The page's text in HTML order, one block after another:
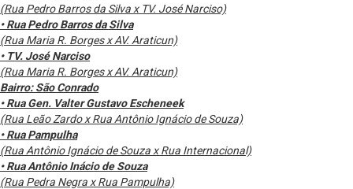
(Rua Pedro Barros da Silva x TV. José Narciso)
• Rua Pedro Barros da Silva
(Rua Maria R. Borges x AV. Araticun)
• TV. José Narciso
(Rua Maria R. Borges x AV. Araticun)
Bairro: São Conrado
• Rua Gen. Valter Gustavo Escheneek
(Rua Leão Zardo x Rua Antônio Ignácio de Souza)
• Rua Pampulha
(Rua Antônio Ignácio de Souza x Rua Internacional)
• Rua Antônio Inácio de Souza
(Rua Pedra Negra x Rua Pampulha)